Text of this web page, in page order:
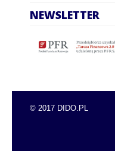
NEWSLETTER
© 2017 DIDO.PL